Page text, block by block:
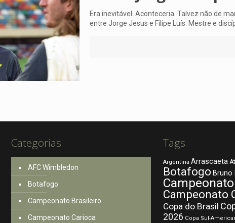
Era inevitável. Aconteceria. Talvez não de
entre Jorge Jesus e Filipe Luís. Mestre e
Categorias
AFC Wimbledon
Botafogo
Campeonato Brasileiro
Campeonato Carioca
Tags
Argentina Arrascaeta
Botafogo Bruno
Campeonato
Copa do Brasil
2026 Copa Sul-